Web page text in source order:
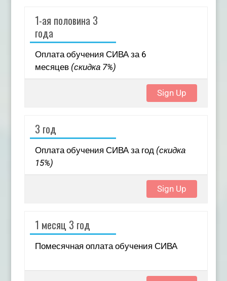
1-ая половина 3
года
Оплата обучения СИВА за 6
месяцев (скидка 7%)
Sign Up
3 год
Оплата обучения СИВА за год (скидка
15%)
Sign Up
1 месяц 3 год
Помесячная оплата обучения СИВА